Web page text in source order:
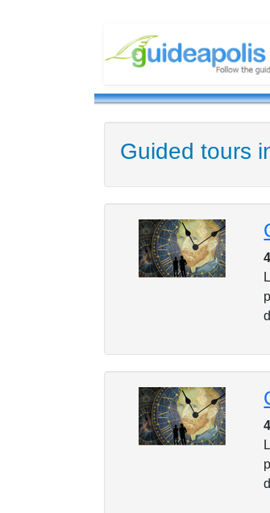
Guided tours